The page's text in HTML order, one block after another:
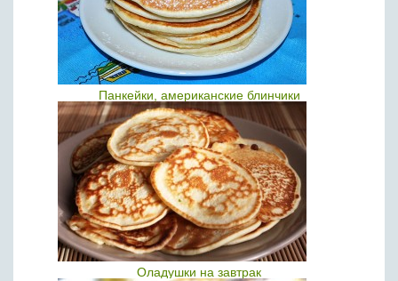
Панкейки, американские блинчики
Оладушки на завтрак